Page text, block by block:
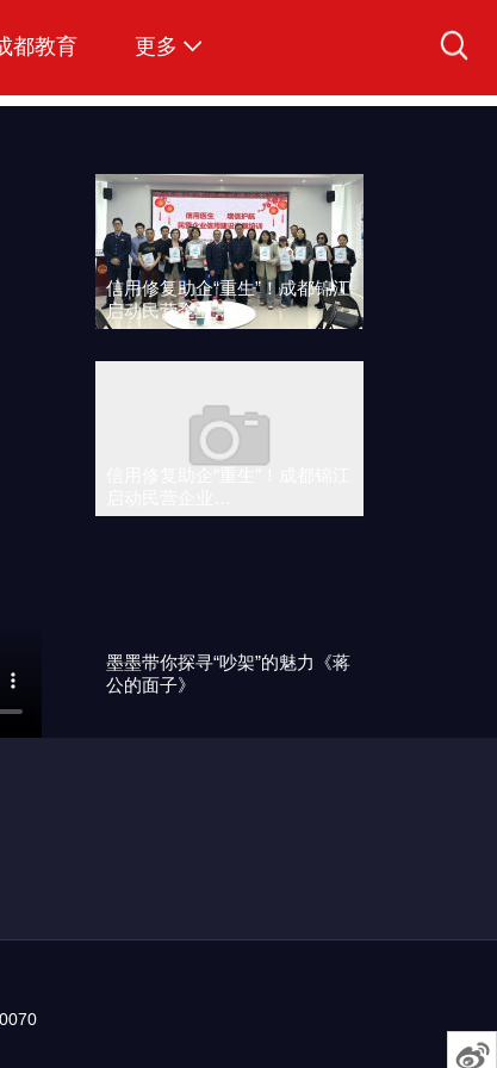
都教育 更多
爱看视频
图说成都
文明成都
信用修复助企“重生”！成都锦江
启动民营企业…
墨墨带你探寻“吵架”的魅力《蒋
公的面子》